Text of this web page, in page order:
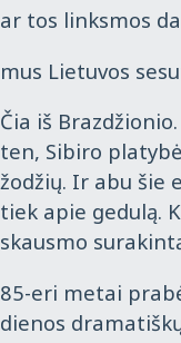
ar tos linksmos
mus Lietuvos
Čia iš
ten, Sibiro
žodžių. Ir abu šie
tiek apie gedulą.
skausmo
85-eri metai
dienos